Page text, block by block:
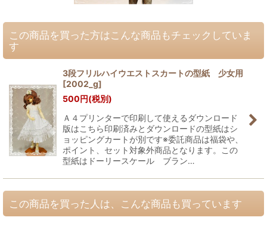
この商品を買った方はこんな商品もチェックしていま
す
3段フリルハイウエストスカートの型紙 少女用
[2002_g]
500円(税別)
Ａ４プリンターで印刷して使えるダウンロード
版はこちら印刷済みとダウンロードの型紙はシ
ョッピングカートが別です※委託商品は福袋や、
ポイント、セット対象外商品となります。この
型紙はドーリースケール ブラン…
この商品を買った人は、こんな商品も買っています